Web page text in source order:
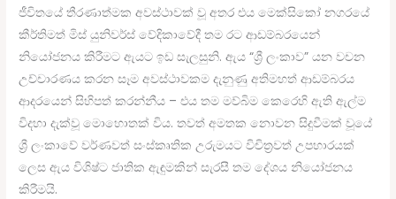
ජීවිතයේ තීරණාත්මක අවස්ථාවක් වූ අතර එය මෙක්සිකෝ නගරයේ
කීර්තිමත් මිස් යුනිවර්ස් වේදිකාවේදී තම රට ආඩම්බරයෙන්
නියෝජනය කිරීමට ඇයට ඉඩ සැලසුනි. ඇය “ශ්‍රී ලංකාව” යන වචන
උච්චාරණය කරන සෑම අවස්ථාවකම දැනුණු අතිමහත් ආඩම්බරය
ආදරයෙන් සිහිපත් කරන්නීය – එය තම මව්බිම කෙරෙහි ඇති ඇල්ම
විදහා දැක්වූ මොහොතක් විය. තවත් අමතක නොවන සිදුවීමක් වූයේ
ශ්‍රී ලංකාවේ වර්ණවත් සංස්කෘතික උරුමයට විචිත්‍රවත් උපහාරයක්
ලෙස ඇය විශිෂ්ට ජාතික ඇඳුමකින් සැරසී තම දේශය නියෝජනය
කිරීමයි.